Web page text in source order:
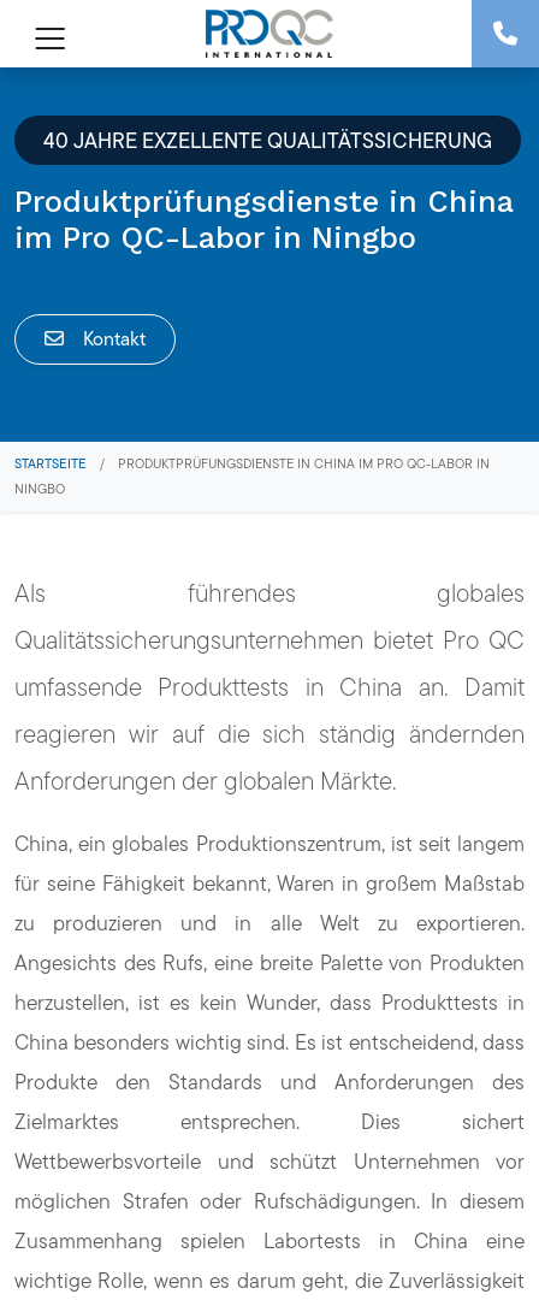
40 JAHRE EXZELLENTE QUALITÄTSSICHERUNG
Produktprüfungsdienste in China
im Pro QC-Labor in Ningbo
Kontakt
STARTSEITE /
PRODUKTPRÜFUNGSDIENSTE IN CHINA IM PRO QC-LABOR IN
NINGBO
Als führendes globales
Qualitätssicherungsunternehmen bietet Pro QC
umfassende Produkttests in China an. Damit
reagieren wir auf die sich ständig ändernden
Anforderungen der globalen Märkte.
China, ein globales Produktionszentrum, ist seit langem
für seine Fähigkeit bekannt, Waren in großem Maßstab
zu produzieren und in alle Welt zu exportieren.
Angesichts des Rufs, eine breite Palette von Produkten
herzustellen, ist es kein Wunder, dass Produkttests in
China besonders wichtig sind. Es ist entscheidend, dass
Produkte den Standards und Anforderungen des
Zielmarktes entsprechen. Dies sichert
Wettbewerbsvorteile und schützt Unternehmen vor
möglichen Strafen oder Rufschädigungen. In diesem
Zusammenhang spielen Labortests in China eine
wichtige Rolle, wenn es darum geht, die Zuverlässigkeit